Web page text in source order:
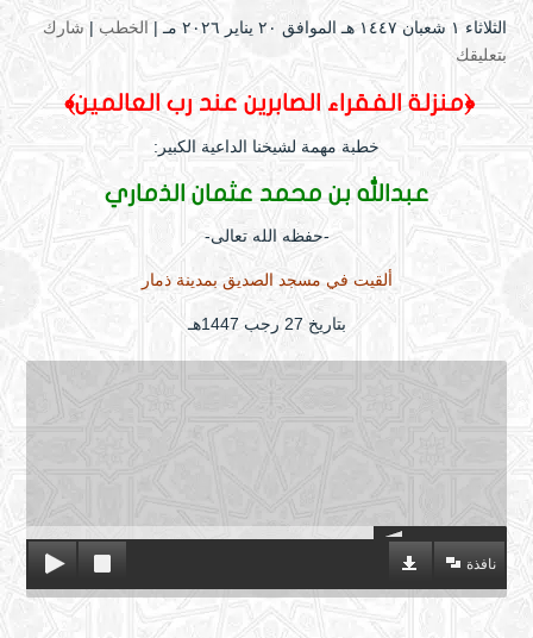
الثلاثاء ۱ شعبان ۱٤٤۷ هـ الموافق ۲۰ يناير ۲۰۲٦ مـ | الخطب | شارك
بتعليقك
﴿منزلة الفقراء الصابرين عند رب العالمين﴾
خطبة مهمة لشيخنا الداعية الكبير:
عبدالله بن محمد عثمان الذماري
-حفظه الله تعالى-
ألقيت في مسجد الصديق بمدينة ذمار
بتاريخ 27 رجب 1447هـ
نافذة